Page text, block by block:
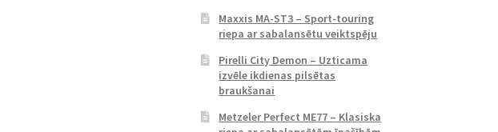
Maxxis MA-ST3 – Sport-touring
riepa ar sabalansētu veiktspēju
Pirelli City Demon – Uzticama
izvēle ikdienas pilsētas
braukšanai
Metzeler Perfect ME77 – Klasiska